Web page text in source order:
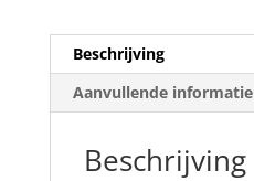
Beschrijving
Aanvullende informatie
Beschrijving